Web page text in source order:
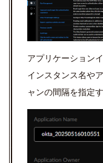
アプリケーション
インスタンス名や
ャンの間隔を指定